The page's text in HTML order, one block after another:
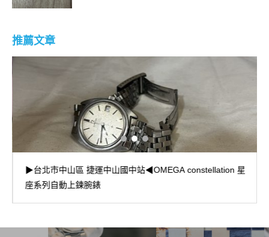
推薦文章
▶台北市中山區 捷運中山國中站◀OMEGA constellation 星
座系列自動上鍊腕錶